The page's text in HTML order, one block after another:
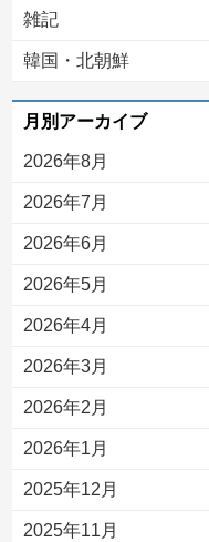
雑記
韓国・北朝鮮
月別アーカイブ
2026年8月
2026年7月
2026年6月
2026年5月
2026年4月
2026年3月
2026年2月
2026年1月
2025年12月
2025年11月